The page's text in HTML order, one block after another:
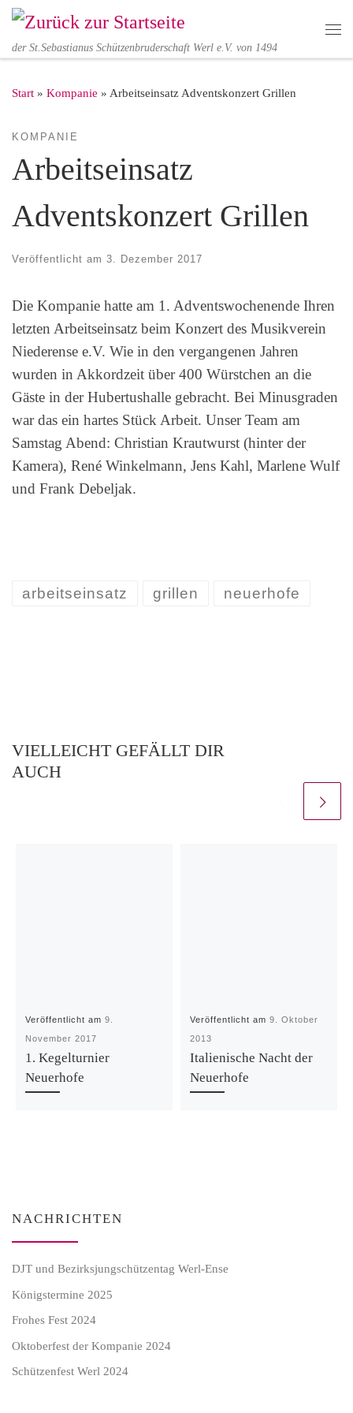
Zum Inhalt springen
der St.Sebastianus Schützenbruderschaft Werl e.V. von 1494
Start » Kompanie » Arbeitseinsatz Adventskonzert Grillen
KOMPANIE
Arbeitseinsatz
Adventskonzert Grillen
Veröffentlicht am 3. Dezember 2017
Die Kompanie hatte am 1. Adventswochenende Ihren
letzten Arbeitseinsatz beim Konzert des Musikverein
Niederense e.V. Wie in den vergangenen Jahren
wurden in Akkordzeit über 400 Würstchen an die
Gäste in der Hubertushalle gebracht. Bei Minusgraden
war das ein hartes Stück Arbeit. Unser Team am
Samstag Abend: Christian Krautwurst (hinter der
Kamera), René Winkelmann, Jens Kahl, Marlene Wulf
und Frank Debeljak.
arbeitseinsatz grillen neuerhofe
VIELLEICHT GEFÄLLT DIR
AUCH
Veröffentlicht am9.
November 2017
1. Kegelturnier
Neuerhofe
Veröffentlicht am9. Oktober
2013
Italienische Nacht der
Neuerhofe
NACHRICHTEN
DJT und Bezirksjungschützentag Werl-Ense
Königstermine 2025
Frohes Fest 2024
Oktoberfest der Kompanie 2024
Schützenfest Werl 2024